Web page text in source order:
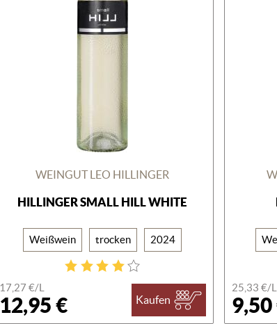
WEINGUT LEO HILLINGER
HILLINGER SMALL HILL WHITE
Weißwein trocken 2024
17,27 €/L
12,95 € Kaufen
25,33 €/L
9,50